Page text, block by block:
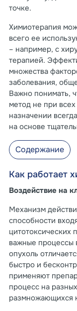
точке.
Химиотерапия
всего ее
– например, с
терапией.
множества
заболевания,
Важно понимать,
метод не при
назначении
на основе
Содержание
Как работает
Воздействие на
Механизм
способности
цитотоксических
важные процессы
опухоль
быстро и
применяют
процесс на
размножающихся